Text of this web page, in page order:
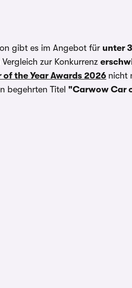
gibt es im Angebot für unter
zur Konkurrenz
the Year Awards 2026 nicht
begehrten Titel "Carwow Car